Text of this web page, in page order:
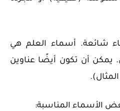
شائعة. أسماء العلم هي
أن تكون أيضًا عناوين
الأسماء المناسبة: